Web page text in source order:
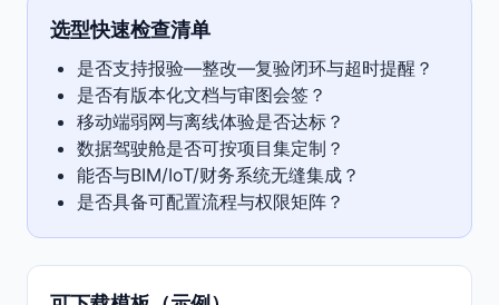
选型快速检查清单
是否支持报验—整改—复验闭环与超时提醒？
是否有版本化文档与审图会签？
移动端弱网与离线体验是否达标？
数据驾驶舱是否可按项目集定制？
能否与BIM/IoT/财务系统无缝集成？
是否具备可配置流程与权限矩阵？